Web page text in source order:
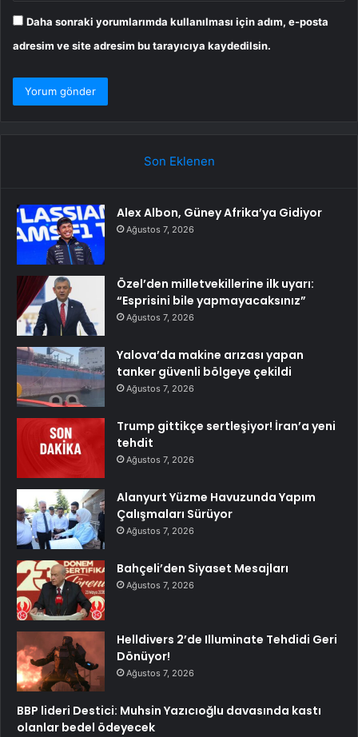
Daha sonraki yorumlarımda kullanılması için adım, e-posta
adresim ve site adresim bu tarayıcıya kaydedilsin.
Son Eklenen
Alex Albon, Güney Afrika’ya Gidiyor
Ağustos 7, 2026
Özel’den milletvekillerine ilk uyarı:
“Esprisini bile yapmayacaksınız”
Ağustos 7, 2026
Yalova’da makine arızası yapan
tanker güvenli bölgeye çekildi
Ağustos 7, 2026
Trump gittikçe sertleşiyor! İran’a yeni
tehdit
Ağustos 7, 2026
Alanyurt Yüzme Havuzunda Yapım
Çalışmaları Sürüyor
Ağustos 7, 2026
Bahçeli’den Siyaset Mesajları
Ağustos 7, 2026
Helldivers 2’de Illuminate Tehdidi Geri
Dönüyor!
Ağustos 7, 2026
BBP lideri Destici: Muhsin Yazıcıoğlu davasında kastı
olanlar bedel ödeyecek